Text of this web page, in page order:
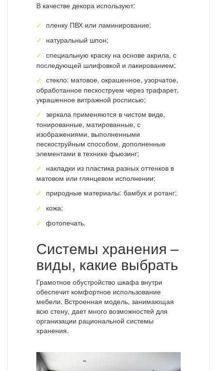
В качестве декора используют:
пленку ПВХ или ламинирование;
натуральный шпон;
специальную краску на основе акрила, с
последующей шлифовкой и лакированием;
стекло: матовое, окрашенное, узорчатое,
обработанное пескоструем через трафарет,
украшенное витражной росписью;
зеркала применяются в чистом виде,
тонированные, матированные, с
изображениями, выполненными
пескоструйным способом, дополненные
элементами в технике фьюзинг;
накладки из пластика разных оттенков в
матовом или глянцевом исполнении;
природные материалы: бамбук и ротанг;
кожа;
фотопечать.
Системы хранения –
виды, какие выбрать
Грамотное обустройство шкафа внутри
обеспечит комфортное использование
мебели. Встроенная модель, занимающая
всю стену, дает много возможностей для
организации рациональной системы
хранения.